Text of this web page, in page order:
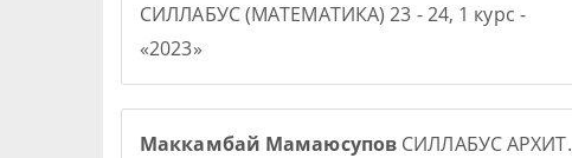
СИЛЛАБУС (МАТЕМАТИКА) 23 - 24, 1 курс -
«2023»
Маккамбай Мамаюсупов СИЛЛАБУС АРХИТ.